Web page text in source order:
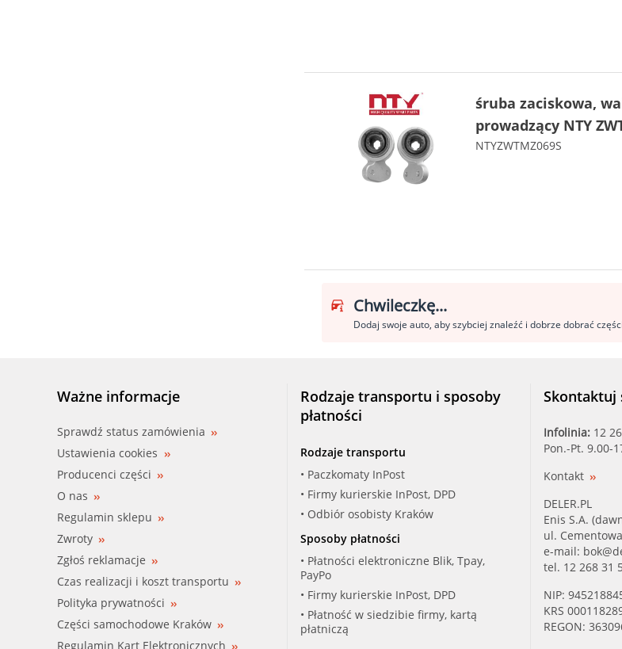
śruba zaciskowa,
prowadzący NTY
NTYZWTMZ069S
Chwileczkę...
Dodaj swoje auto, aby szybciej znaleźć i dobrze dobrać części
Ważne informacje
Sprawdź status zamówienia
Ustawienia cookies
Producenci części
O nas
Regulamin sklepu
Zwroty
Zgłoś reklamacje
Czas realizacji i koszt transportu
Polityka prywatności
Części samochodowe Kraków
Regulamin Kart Elektronicznych
Rodzaje transportu i sposoby
płatności
Rodzaje transportu
• Paczkomaty InPost
• Firmy kurierskie InPost, DPD
• Odbiór osobisty Kraków
Sposoby płatności
• Płatności elektroniczne Blik, Tpay,
PayPo
• Firmy kurierskie InPost, DPD
• Płatność w siedzibie firmy, kartą
płatniczą
Skontaktuj
Infolinia: 12
Pon.-Pt. 9.00-
Kontakt
DELER.PL
Enis S.A.
ul.
e-mail:
tel. 12 268 31
NIP:
KRS
REGON: